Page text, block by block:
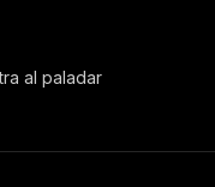
al paladar